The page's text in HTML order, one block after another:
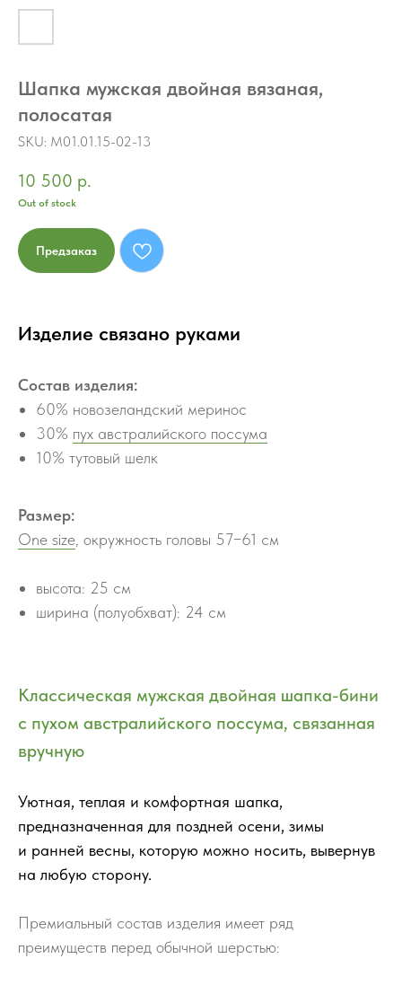
Шапка мужская двойная вязаная,
полосатая
SKU: M01.01.15-02-13
10 500 р.
Out of stock
Предзаказ
Изделие связано руками
Состав изделия:
60% новозеландский меринос
30% пух австралийского поссума
10% тутовый шелк
Размер:
One size , окружность головы 57−61 см
высота: 25 см
ширина (полуобхват): 24 см
Классическая мужская двойная шапка-бини
с пухом австралийского поссума, связанная
вручную
Уютная, теплая и комфортная шапка,
предназначенная для поздней осени, зимы
и ранней весны, которую можно носить, вывернув
на любую сторону.
Премиальный состав изделия имеет ряд
преимуществ перед обычной шерстью: